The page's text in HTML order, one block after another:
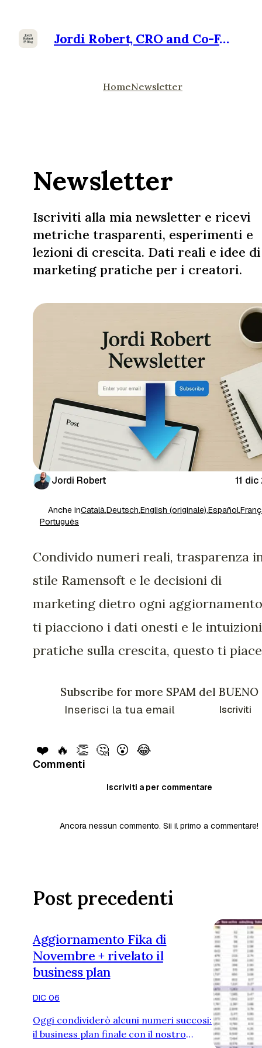
Jordi Robert, CRO and Co-Founder at Ramensoft
HomeNewsletter
Newsletter
Iscriviti alla mia newsletter e ricevi
metriche trasparenti, esperimenti e
lezioni di crescita. Dati reali e idee di
marketing pratiche per i creatori.
Jordi Robert 11
Anche inCatalà,Deutsch,English (originale),Español,
Português
Condivido numeri reali, trasparenza
stile Ramensoft e le decisioni di
marketing dietro ogni
ti piacciono i dati onesti e le intuizioni
pratiche sulla crescita, questo ti
Subscribe for more SPAM del BUENO
Iscriviti
❤️ 🔥 👏 🤔 😮 😂
Commenti
Iscriviti a per commentare
Ancora nessun commento. Sii il primo a commentare!
Post precedenti
Aggiornamento Fika di
Novembre + rivelato il
business plan
DIC 06
Oggi condividerò alcuni numeri succosi:
il business plan finale con il nostro